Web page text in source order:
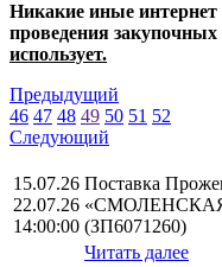
Никакие иные интернет
проведения
использует.
Предыдущий
46 47 48 49 50 51 52
Следующий
15.07.26
22.07.26
14:00:00
Поставка
(ЗП6071260)
Читать далее